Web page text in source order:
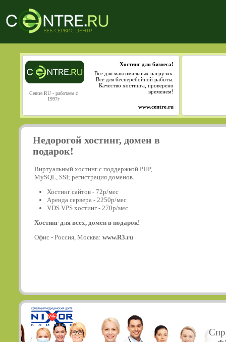
Centre.RU - работаем с
1997г
Хостинг для бизнеса!
Всё для максимальных нагрузок.
Всё для бесперебойной работы.
Качество хостинга, проверено
временем!
www.centre.ru
Недорогой хостинг, домен в
подарок!
Виртуальный хостинг с поддержкой PHP,
MySQL, SSI; регистрация доменов.
Хостинг сайтов - 72р/мес
Аренда сервера - 2250р/мес
VDS VPS хостинг - 270р/мес.
Хостинг для всех, домен в подарок!
Офис - Россия, Москва: www.R3.ru